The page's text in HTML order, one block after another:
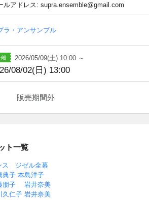
ルアドレス: supra.ensemble@gmail.com
ラ・アンサンブル
2026/05/09(土) 10:00 ～
08/02(日) 13:00
販売期間外
ト一覧
ス ジゼル全幕
典子 本島洋子
朋子 岩井奈美
久仁子 岩井奈美